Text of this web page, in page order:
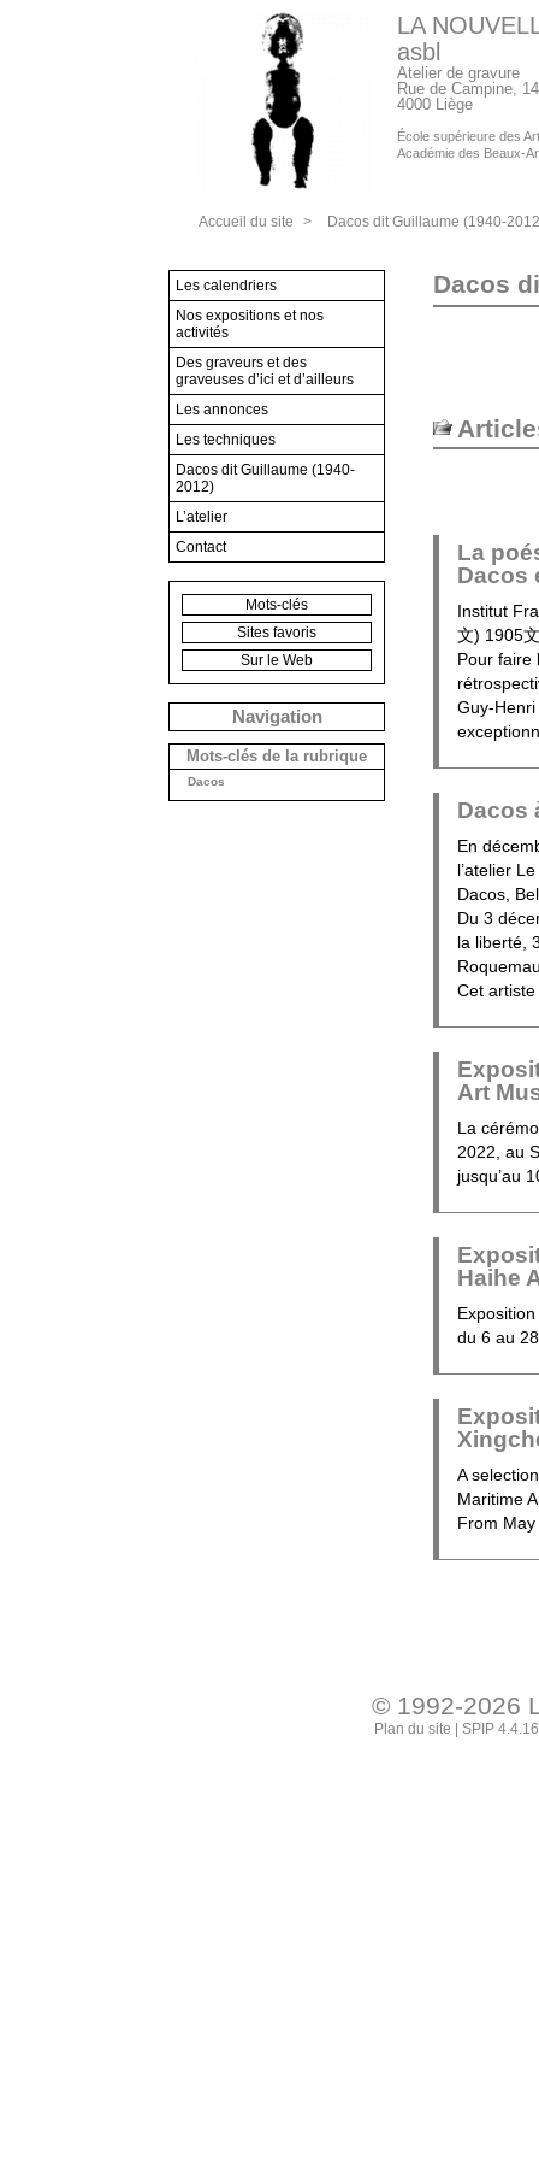
LA
asbl
Atelier de gravure
Rue de Campine, 14
4000 Liège
École supérieure des
Académie des Beaux-
Accueil du site > Dacos dit Guillaume (1940-
Dacos
La
Dacos
Institut
文) 1905
Pour faire
Guy-
Dacos
En
l’atelier
Dacos,
Du 3
la liberté,
Cet
Art
La
2022, au
jusqu’au
Haihe
du 6 au
A
Maritime
From
Les calendriers
Nos expositions et nos
activités
Des graveurs et des
graveuses d’ici et d’ailleurs
Les annonces
Les techniques
Dacos dit Guillaume (1940-
2012)
L’atelier
Contact
Mots-clés
Sites favoris
Sur le Web
Navigation
Mots-clés de la rubrique
Dacos
© 1992-2026
Plan du site SPIP 4.4.16